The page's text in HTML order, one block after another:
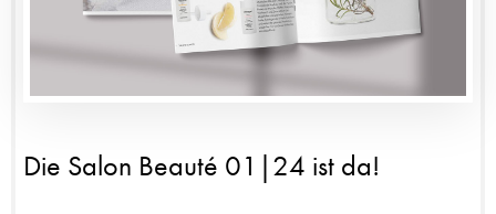
Die Salon Beauté 01|24 ist da!